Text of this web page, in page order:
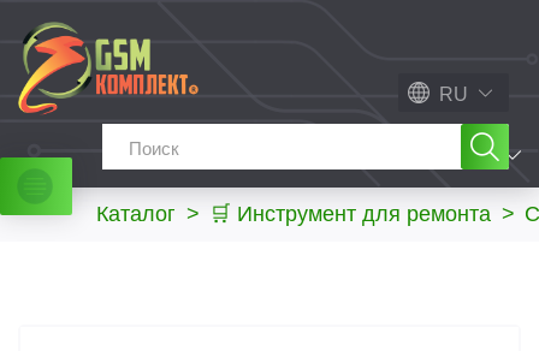
RU
МЕНЮ
Каталог > 🛒 Инструмент для ремонта >